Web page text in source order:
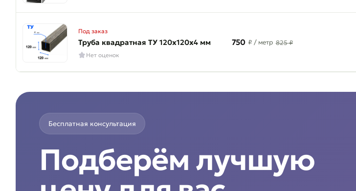
Под заказ
Труба квадратная ТУ 120х120х4 мм
Нет оценок
750 ₽ / метр 825 ₽
Бесплатная консультация
Подберём лучшую